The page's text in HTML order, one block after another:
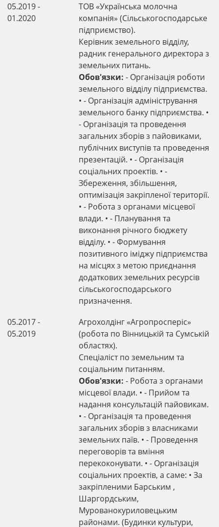
05.2019 -
01.2020
ТОВ «Українська молочна
компанія» (Сільськогосподарське
підприємство).
Керівник земельного відділу,
радник генерального директора з
земельних питань.
Обов'язки: - Організація роботи
земельного відділу підприємства.
• - Організація адміністрування
земельного банку підприємства. •
- Організація та проведення
загальних зборів з пайовиками,
публічних виступів та проведення
презентацій. • - Організація
соціальних проектів. • -
Збереження, збільшення,
оптимізація закріпленої території.
• - Робота з органами місцевої
влади. • - Планування та
виконання річного бюджету
відділу. • - Формування
позитивного іміджу підприємства
на місцях з метою приєднання
додаткових земельних ресурсів
сільськогосподарського
призначення.
05.2017 -
05.2019
Агрохолдінг «Агропросперіс»
(робота по Вінницькій та Сумській
областях).
Спеціаліст по земельним та
соціальним питанням.
Обов'язки: - Робота з органами
місцевої влади. • - Прийом та
надання консультацій пайовикам.
• - Організація та проведення
загальних зборів з власниками
земельних паїв. • - Проведення
переговорів та вміння
перекоконувати. • - Організація
соціальних проектів, а саме: • За
закріпленими Барським ,
Шаргордським,
Мурованокуриловецьким
районами. (Будинки культури,